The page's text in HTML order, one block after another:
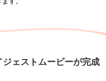
ジェストムービーが完成